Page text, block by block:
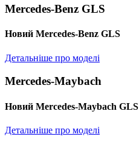
Mercedes-Benz GLS
Новий Mercedes-Benz GLS
Детальніше про моделі
Mercedes-Maybach
Новий Mercedes-Maybach GLS
Детальніше про моделі